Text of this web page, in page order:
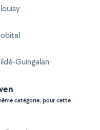
Guingalan
catégorie, pour cette